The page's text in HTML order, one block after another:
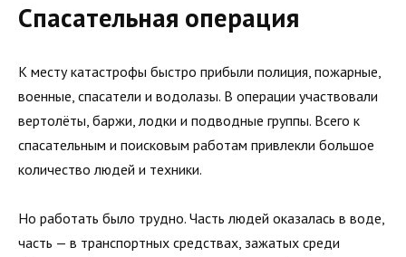
Спасательная операция
К месту катастрофы быстро прибыли полиция, пожарные,
военные, спасатели и водолазы. В операции участвовали
вертолёты, баржи, лодки и подводные группы. Всего к
спасательным и поисковым работам привлекли большое
количество людей и техники.
Но работать было трудно. Часть людей оказалась в воде,
часть — в транспортных средствах, зажатых среди